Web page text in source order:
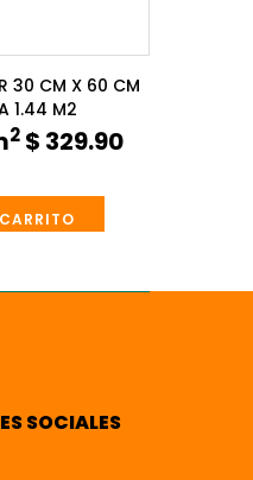
30 CM X 60 CM
1.44 M2
2 $ 329.90
SOCIALES